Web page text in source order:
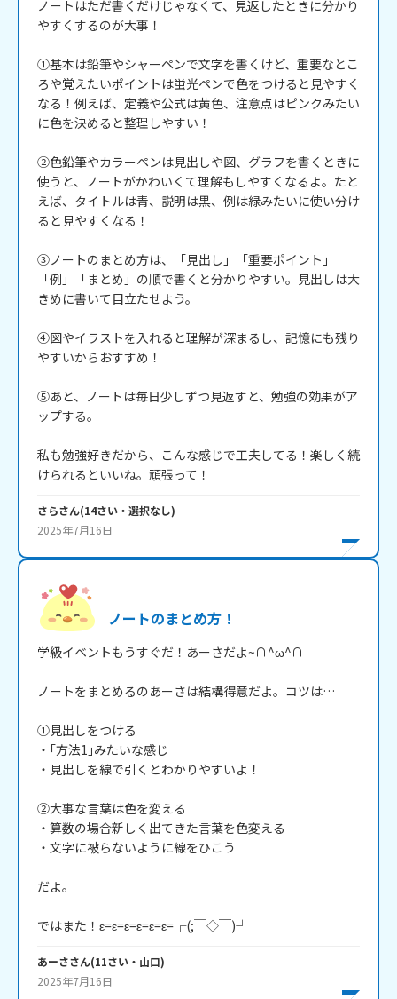
ノートはただ書くだけじゃなくて、見返したときに分かり
やすくするのが大事！
①基本は鉛筆やシャーペンで文字を書くけど、重要なとこ
ろや覚えたいポイントは蛍光ペンで色をつけると見やすく
なる！例えば、定義や公式は黄色、注意点はピンクみたい
に色を決めると整理しやすい！
②色鉛筆やカラーペンは見出しや図、グラフを書くときに
使うと、ノートがかわいくて理解もしやすくなるよ。たと
えば、タイトルは青、説明は黒、例は緑みたいに使い分け
ると見やすくなる！
③ノートのまとめ方は、「見出し」「重要ポイント」
「例」「まとめ」の順で書くと分かりやすい。見出しは大
きめに書いて目立たせよう。
④図やイラストを入れると理解が深まるし、記憶にも残り
やすいからおすすめ！
⑤あと、ノートは毎日少しずつ見返すと、勉強の効果がア
ップする。
私も勉強好きだから、こんな感じで工夫してる！楽しく続
けられるといいね。頑張って！
さらさん(14さい・ 選択なし)
2025年7月16日
ノートのまとめ方！
学級イベントもうすぐだ！あーさだよ~∩^ω^∩
ノートをまとめるのあーさは結構得意だよ。コツは…
①見出しをつける
・｢方法1｣みたいな感じ
・見出しを線で引くとわかりやすいよ！
②大事な言葉は色を変える
・算数の場合新しく出てきた言葉を色変える
・文字に被らないように線をひこう
だよ。
ではまた！ε=ε=ε=ε=ε=ε=┌(;￣◇￣)┘
あーささん(11さい・ 山口)
2025年7月16日